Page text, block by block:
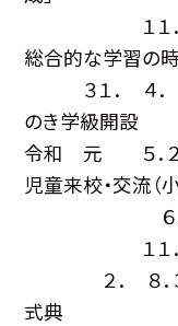
１１．３０
総合的な学習の
３１． ４．
のき学級開設
令和 元 ５．
児童来校・交流（
６． ４
１１．３
２． ８．３
式典